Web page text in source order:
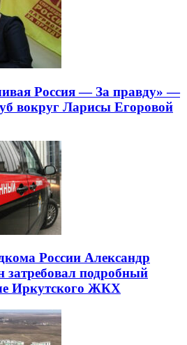
Россия — За правду» —
вокруг Ларисы Егоровой
России Александр
затребовал подробный
Иркутского ЖКХ